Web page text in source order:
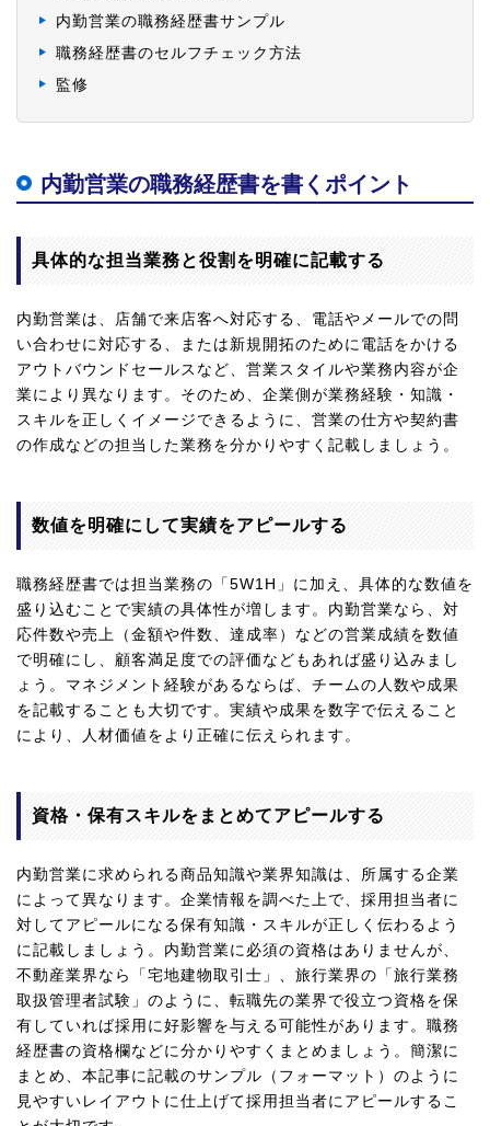
内勤営業の職務経歴書サンプル
職務経歴書のセルフチェック方法
監修
内勤営業の職務経歴書を書くポイント
具体的な担当業務と役割を明確に記載する
内勤営業は、店舗で来店客へ対応する、電話やメールでの問
い合わせに対応する、または新規開拓のために電話をかける
アウトバウンドセールスなど、営業スタイルや業務内容が企
業により異なります。そのため、企業側が業務経験・知識・
スキルを正しくイメージできるように、営業の仕方や契約書
の作成などの担当した業務を分かりやすく記載しましょう。
数値を明確にして実績をアピールする
職務経歴書では担当業務の「5W1H」に加え、具体的な数値を
盛り込むことで実績の具体性が増します。内勤営業なら、対
応件数や売上（金額や件数、達成率）などの営業成績を数値
で明確にし、顧客満足度での評価などもあれば盛り込みまし
ょう。マネジメント経験があるならば、チームの人数や成果
を記載することも大切です。実績や成果を数字で伝えること
により、人材価値をより正確に伝えられます。
資格・保有スキルをまとめてアピールする
内勤営業に求められる商品知識や業界知識は、所属する企業
によって異なります。企業情報を調べた上で、採用担当者に
対してアピールになる保有知識・スキルが正しく伝わるよう
に記載しましょう。内勤営業に必須の資格はありませんが、
不動産業界なら「宅地建物取引士」、旅行業界の「旅行業務
取扱管理者試験」のように、転職先の業界で役立つ資格を保
有していれば採用に好影響を与える可能性があります。職務
経歴書の資格欄などに分かりやすくまとめましょう。簡潔に
まとめ、本記事に記載のサンプル（フォーマット）のように
見やすいレイアウトに仕上げて採用担当者にアピールするこ